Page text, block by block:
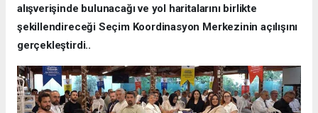
alışverişinde bulunacağı ve yol haritalarını birlikte
şekillendireceği Seçim Koordinasyon Merkezinin açılışını
gerçekleştirdi..